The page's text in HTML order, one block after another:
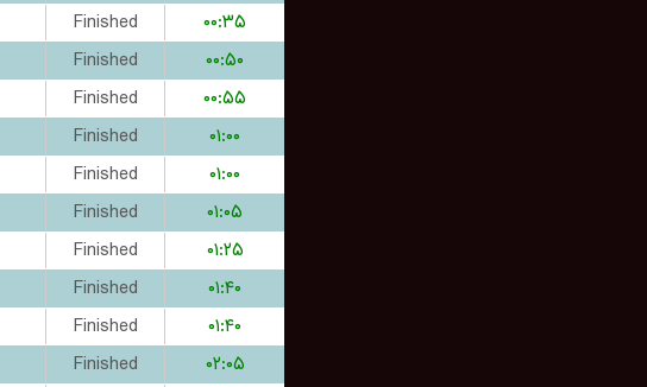
Finished
۰۰:۳۵
Finished
۰۰:۵۰
Finished
۰۰:۵۵
Finished
۰۱:۰۰
Finished
۰۱:۰۰
Finished
۰۱:۰۵
Finished
۰۱:۲۵
Finished
۰۱:۴۰
Finished
۰۱:۴۰
Finished
۰۲:۰۵